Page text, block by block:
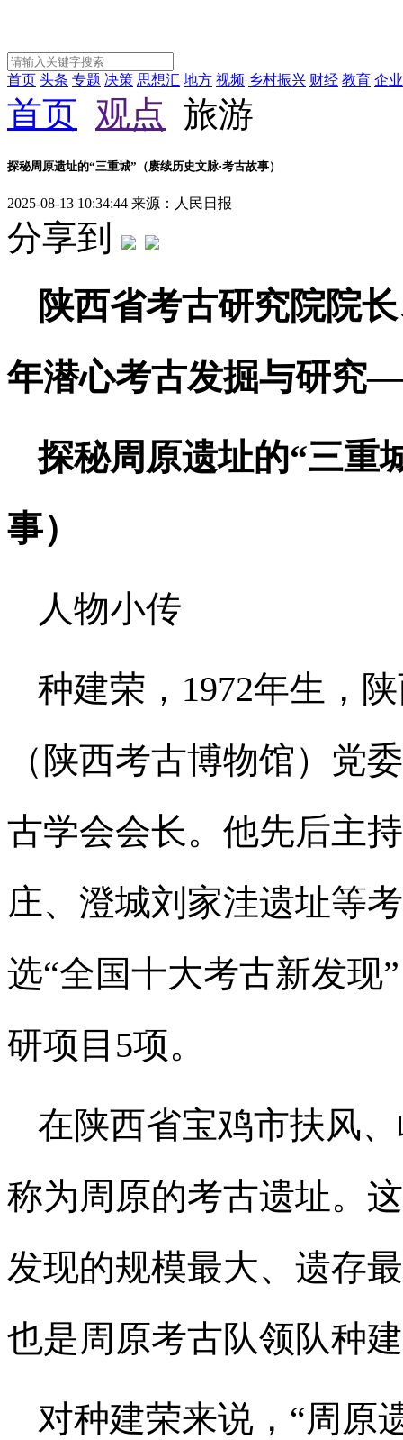
首页 头条 专题 决策 思想汇 地方 视频 乡村振兴 财经 教育 企业
首页 观点 旅游
探秘周原遗址的“三重城”（赓续历史文脉·考古故事）
2025-08-13 10:34:44 来源：人民日报
分享到
陕西省考古研究院院
年潜心考古发掘与研
探秘周原遗址的“三重
事）
人物小传
种建荣，1972年生，
（陕西考古博物馆）党
古学会会长。他先后主
庄、澄城刘家洼遗址等
选“全国十大考古新发现
研项目5项。
在陕西省宝鸡市扶风
称为周原的考古遗址。
发现的规模最大、遗存
也是周原考古队领队种
对种建荣来说，“周原